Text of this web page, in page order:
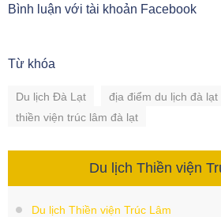
Bình luận với tài khoản Facebook
Từ khóa
Du lịch Đà Lạt
địa điểm du lịch đà lạt
thiền viện trúc lâm đà lạt
Du lịch Thiền viện
Du lịch Thiền viện Trúc Lâm